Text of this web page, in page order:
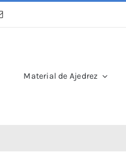
Material de Ajedrez